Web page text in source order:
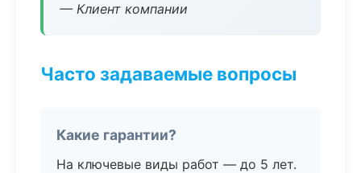
— Клиент компании
Часто задаваемые вопросы
Какие гарантии?
На ключевые виды работ — до 5 лет.